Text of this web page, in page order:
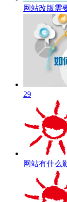
网站改版需
29
网站有什么